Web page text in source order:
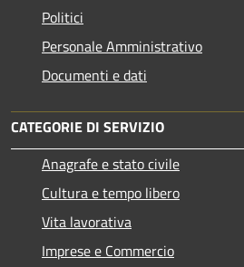
Politici
Personale Amministrativo
Documenti e dati
CATEGORIE DI SERVIZIO
Anagrafe e stato civile
Cultura e tempo libero
Vita lavorativa
Imprese e Commercio